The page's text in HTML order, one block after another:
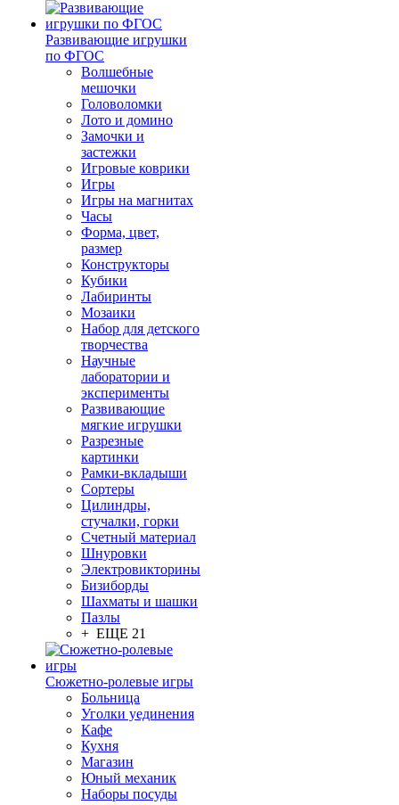
Развивающие игрушки
по ФГОС
Волшебные
мешочки
Головоломки
Лото и домино
Замочки и
застежки
Игровые коврики
Игры
Игры на магнитах
Часы
Форма, цвет,
размер
Конструкторы
Кубики
Лабиринты
Мозаики
Набор для детского
творчества
Научные
лаборатории и
эксперименты
Развивающие
мягкие игрушки
Разрезные
картинки
Рамки-вкладыши
Сортеры
Цилиндры,
стучалки, горки
Счетный материал
Шнуровки
Электровикторины
Бизиборды
Шахматы и шашки
Пазлы
+ ЕЩЕ 21
Сюжетно-ролевые игры
Больница
Уголки уединения
Кафе
Кухня
Магазин
Юный механик
Наборы посуды